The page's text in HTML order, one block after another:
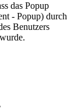
das Popup
- Popup) durch
Benutzers